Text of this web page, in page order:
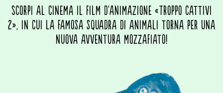
Scorpi al cinema il film d'animazione «Troppo cattivi
2», in cui la famosa squadra di animali torna per una
nuova avventura mozzafiato!